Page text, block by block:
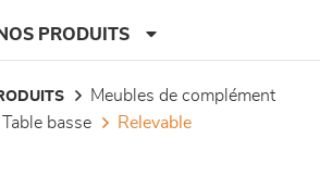
NOS PRODUITS
meubles de complément
table basse
relevable